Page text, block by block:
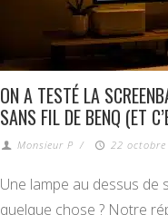
ON A TESTÉ LA
SANS FIL DE BENQ (ET
Monsieur P / 22
Une lampe au dessus de
quelque chose ? Notre